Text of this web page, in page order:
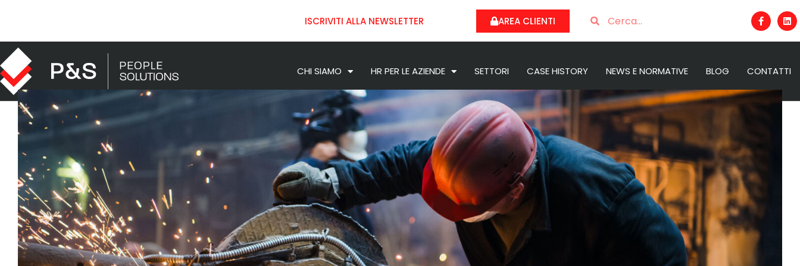
ISCRIVITI ALLA NEWSLETTER AREA CLIENTI
CHI SIAMO HR PER LE AZIENDE SETTORI CASE HISTORY NEWS E NORMATIVE BLOG CONTATTI